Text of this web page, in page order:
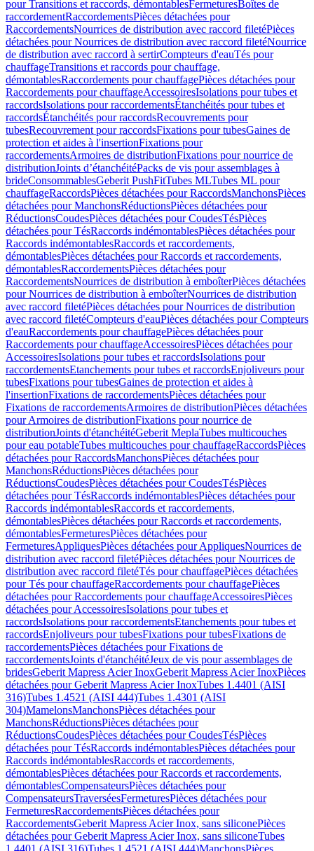
pour Transitions et raccords, démontablesFermeturesBoîtes de
raccordementRaccordementsPièces détachées pour
RaccordementsNourrices de distribution avec raccord filetéPièces
détachées pour Nourrices de distribution avec raccord filetéNourrice
de distribution avec raccord à sertirCompteurs d'eauTés pour
chauffageTransitions et raccords pour chauffage,
démontablesRaccordements pour chauffagePièces détachées pour
Raccordements pour chauffageAccessoiresIsolations pour tubes et
raccordsIsolations pour raccordementsÉtanchéités pour tubes et
raccordsÉtanchéités pour raccordsRecouvrements pour
tubesRecouvrement pour raccordsFixations pour tubesGaines de
protection et aides à l'insertionFixations pour
raccordementsArmoires de distributionFixations pour nourrice de
distributionJoints d’étanchéitéPacks de vis pour assemblages à
brideConsommablesGeberit PushFitTubes MLTubes ML pour
chauffageRaccordsPièces détachées pour RaccordsManchonsPièces
détachées pour ManchonsRéductionsPièces détachées pour
RéductionsCoudesPièces détachées pour CoudesTésPièces
détachées pour TésRaccords indémontablesPièces détachées pour
Raccords indémontablesRaccords et raccordements,
démontablesPièces détachées pour Raccords et raccordements,
démontablesRaccordementsPièces détachées pour
RaccordementsNourrices de distribution à emboîterPièces détachées
pour Nourrices de distribution à emboîterNourrices de distribution
avec raccord filetéPièces détachées pour Nourrices de distribution
avec raccord filetéCompteurs d'eauPièces détachées pour Compteurs
d'eauRaccordements pour chauffagePièces détachées pour
Raccordements pour chauffageAccessoiresPièces détachées pour
AccessoiresIsolations pour tubes et raccordsIsolations pour
raccordementsEtanchements pour tubes et raccordsEnjoliveurs pour
tubesFixations pour tubesGaines de protection et aides à
l'insertionFixations de raccordementsPièces détachées pour
Fixations de raccordementsArmoires de distributionPièces détachées
pour Armoires de distributionFixations pour nourrice de
distributionJoints d'étanchéitéGeberit MeplaTubes multicouches
pour eau potableTubes multicouches pour chauffageRaccordsPièces
détachées pour RaccordsManchonsPièces détachées pour
ManchonsRéductionsPièces détachées pour
RéductionsCoudesPièces détachées pour CoudesTésPièces
détachées pour TésRaccords indémontablesPièces détachées pour
Raccords indémontablesRaccords et raccordements,
démontablesPièces détachées pour Raccords et raccordements,
démontablesFermeturesPièces détachées pour
FermeturesAppliquesPièces détachées pour AppliquesNourrices de
distribution avec raccord filetéPièces détachées pour Nourrices de
distribution avec raccord filetéTés pour chauffagePièces détachées
pour Tés pour chauffageRaccordements pour chauffagePièces
détachées pour Raccordements pour chauffageAccessoiresPièces
détachées pour AccessoiresIsolations pour tubes et
raccordsIsolations pour raccordementsEtanchements pour tubes et
raccordsEnjoliveurs pour tubesFixations pour tubesFixations de
raccordementsPièces détachées pour Fixations de
raccordementsJoints d'étanchéitéJeux de vis pour assemblages de
bridesGeberit Mapress Acier InoxGeberit Mapress Acier InoxPièces
détachées pour Geberit Mapress Acier InoxTubes 1.4401 (AISI
316)Tubes 1.4521 (AISI 444)Tubes 1.4301 (AISI
304)MamelonsManchonsPièces détachées pour
ManchonsRéductionsPièces détachées pour
RéductionsCoudesPièces détachées pour CoudesTésPièces
détachées pour TésRaccords indémontablesPièces détachées pour
Raccords indémontablesRaccords et raccordements,
démontablesPièces détachées pour Raccords et raccordements,
démontablesCompensateursPièces détachées pour
CompensateursTraverséesFermeturesPièces détachées pour
FermeturesRaccordementsPièces détachées pour
RaccordementsGeberit Mapress Acier Inox, sans siliconePièces
détachées pour Geberit Mapress Acier Inox, sans siliconeTubes
1.4401 (AISI 316)Tubes 1.4521 (AISI 444)ManchonsPièces